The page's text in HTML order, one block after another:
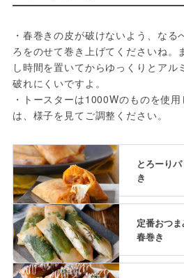
・春巻きの皮が破けないよう、なる
ろをのせて巻き上げてくださいね。
し時間を置いてからゆっくりとアル
破れにくいですよ。
・トースターは1000Wのものを使
は、様子を見てご調整ください。
とろーり
き
定番おつ
春巻き